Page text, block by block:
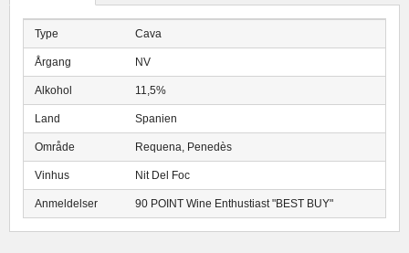
Type Cava
Årgang NV
Alkohol 11,5%
Land Spanien
Område Requena, Penedès
Vinhus Nit Del Foc
Anmeldelser 90 POINT Wine Enthustiast "BEST BUY"